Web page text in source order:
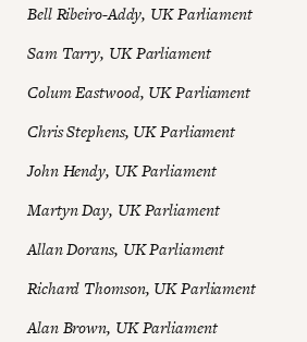
Bell Ribeiro-Addy, UK Parliament
Sam Tarry, UK Parliament
Colum Eastwood, UK Parliament
Chris Stephens, UK Parliament
John Hendy, UK Parliament
Martyn Day, UK Parliament
Allan Dorans, UK Parliament
Richard Thomson, UK Parliament
Alan Brown, UK Parliament